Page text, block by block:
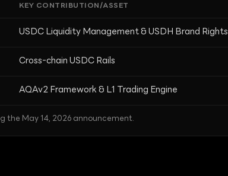
KEY CONTRIBUTION/ASSET
USDC Liquidity Management & USDH Brand Rights
Cross-chain USDC Rails
AQAv2 Framework & L1 Trading Engine
the May 14, 2026 announcement.